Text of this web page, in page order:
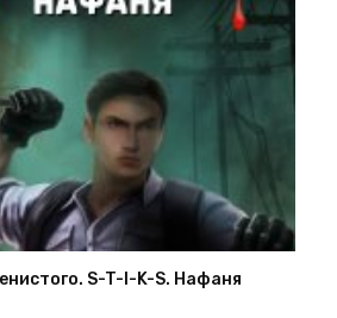
S-T-I-K-S. Нафаня